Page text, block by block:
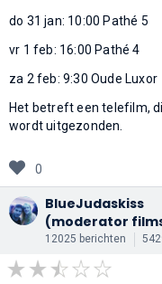
do 31 jan: 10:00 Pathé 5
vr 1 feb: 16:00 Pathé 4
za 2 feb: 9:30 Oude Luxor
Het betreft een telefilm,
wordt uitgezonden.
0
BlueJudaskiss
(moderator
12025 berichten